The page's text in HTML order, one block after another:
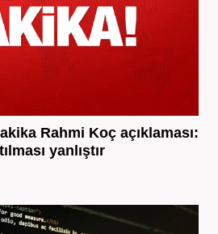
Rahmi Koç açıklaması:
yanlıştır